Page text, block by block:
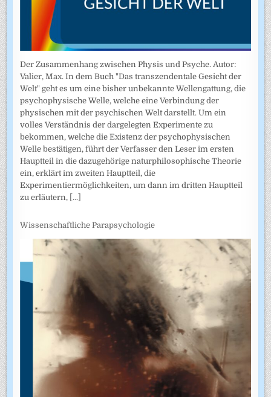
Der Zusammenhang zwischen Physis und Psyche. Autor:
Valier, Max. In dem Buch "Das transzendentale Gesicht der
Welt" geht es um eine bisher unbekannte Wellengattung, die
psychophysische Welle, welche eine Verbindung der
physischen mit der psychischen Welt darstellt. Um ein
volles Verständnis der dargelegten Experimente zu
bekommen, welche die Existenz der psychophysischen
Welle bestätigen, führt der Verfasser den Leser im ersten
Hauptteil in die dazugehörige naturphilosophische Theorie
ein, erklärt im zweiten Hauptteil, die
Experimentiermöglichkeiten, um dann im dritten Hauptteil
zu erläutern, [...]
Wissenschaftliche Parapsychologie